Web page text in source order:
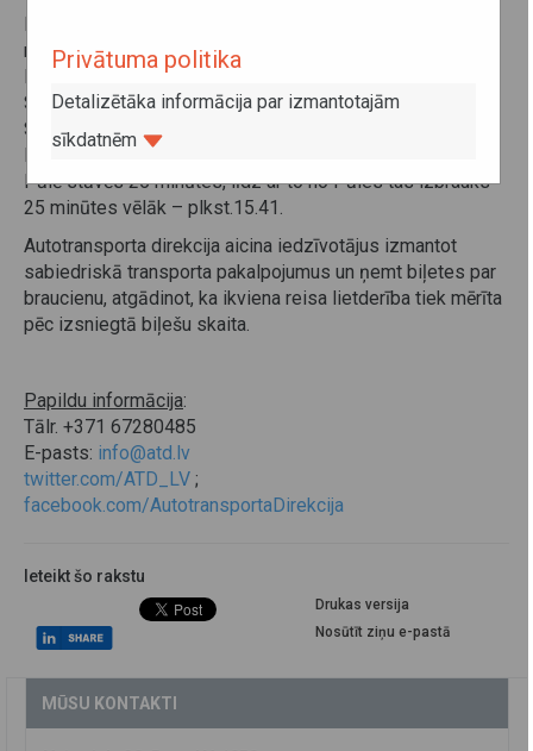
mācību stundām – atpakaļ mājās, turpmāk maršruta
Nr.6684 Limbaži–Viļķene–Salacgrīva autobuss no
Salacgrīvas izbrauks 20 minūtes agrāk – plkst.7.50.
Savukārt maršruta Nr.6659 Limbaži–Ārciems–Pāle–
Pālē stāvēs 25 minūtes, līdz ar to no Pāles tas izbrauks
25 minūtes vēlāk – plkst.15.41.
Autotransporta direkcija aicina iedzīvotājus izmantot
sabiedriskā transporta pakalpojumus un ņemt biļetes par
braucienu, atgādinot, ka ikviena reisa lietderība tiek mērīta
pēc izsniegtā biļešu skaita.
Papildu informācija:
Tālr. +371 67280485
E-pasts: info@atd.lv
twitter.com/ATD_LV ;
facebook.com/AutotransportaDirekcija
Ieteikt šo rakstu
Drukas versija
Nosūtīt ziņu e-pastā
MŪSU KONTAKTI
Privātuma politika
Detalizētāka informācija par izmantotajām
sīkdatnēm